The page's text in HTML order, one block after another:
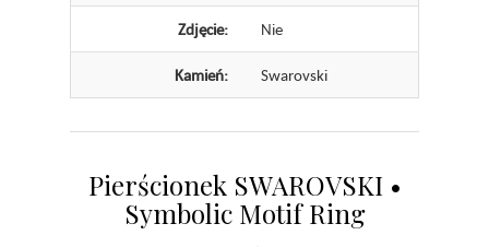
Zdjęcie: Nie
Kamień: Swarovski
Pierścionek SWAROVSKI •
Symbolic Motif Ring